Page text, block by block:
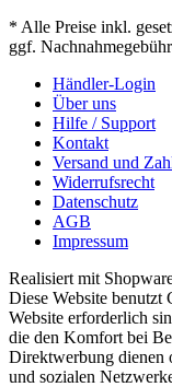
* Alle Preise inkl.
ggf.
Händler-Login
Über uns
Hilfe / Support
Kontakt
Versand und
Widerrufsrecht
Datenschutz
AGB
Impressum
Realisiert mit
Diese Website benutzt
Website erforderlich
die den Komfort bei
Direktwerbung dienen
und sozialen